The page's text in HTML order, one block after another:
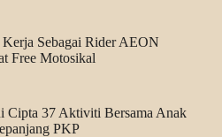
Sebagai Rider AEON
Free Motosikal
Cipta 37 Aktiviti Bersama Anak
PKP